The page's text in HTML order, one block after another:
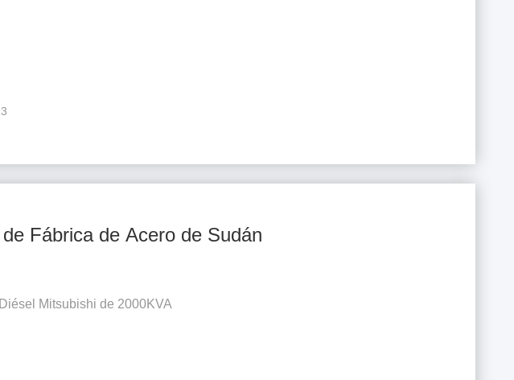
Fábrica de Acero de Sudán
Mitsubishi de 2000KVA